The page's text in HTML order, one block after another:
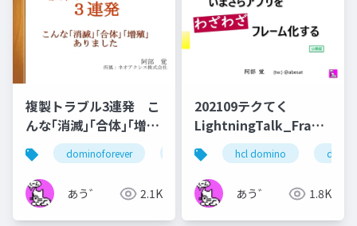
複製トラブル3連発 こ
んな｢消滅｣｢合体｣｢増
殖｣ ありました
dominoforever ずっとノーツ テクてく
あう゛ 2.1K
202109テクてく
LightningTalk_Frameset
公開版hcl domino
あう゛ 1.8K